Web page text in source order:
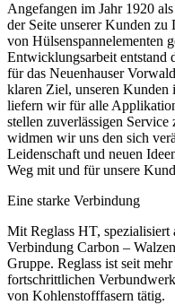
Angefangen im Jahr 1920
der Seite unserer Kunden zu
von Hülsenspannelementen
Entwicklungsarbeit entstand
für das Neuenhauser
klaren Ziel, unseren Kunden
liefern wir für alle
stellen zuverlässigen
widmen wir uns den sich
Leidenschaft und neuen
Weg mit und für unsere
Eine starke Verbindung
Mit Reglass HT,
Verbindung Carbon –
Gruppe. Reglass ist seit
fortschrittlichen
von Kohlenstofffasern tätig.